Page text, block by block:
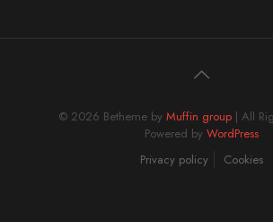
© 2026 Betheme by Muffin group | All
Powered by WordPress
Privacy policy
Cookies